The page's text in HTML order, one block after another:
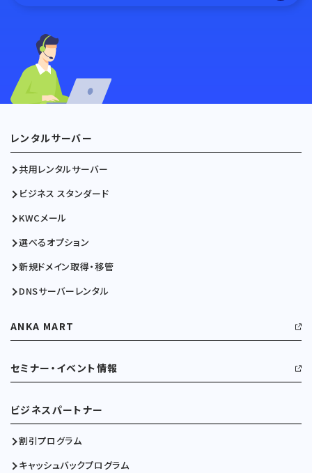
レンタルサーバー
共用レンタルサーバー
ビジネス スタンダード
KWCメール
選べるオプション
新規ドメイン取得・移管
DNSサーバーレンタル
ANKA MART
セミナー・イベント情報
ビジネスパートナー
割引プログラム
キャッシュバックプログラム